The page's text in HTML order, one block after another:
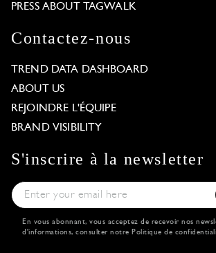
PRESS ABOUT TAGWALK
Contactez-nous
TREND DATA DASHBOARD
ABOUT US
REJOINDRE L'ÉQUIPE
BRAND VISIBILITY
S'inscrire à la newsletter
En vous abonnant, vous acceptez de recevoir nos
d'informations, consulter notre Politique de